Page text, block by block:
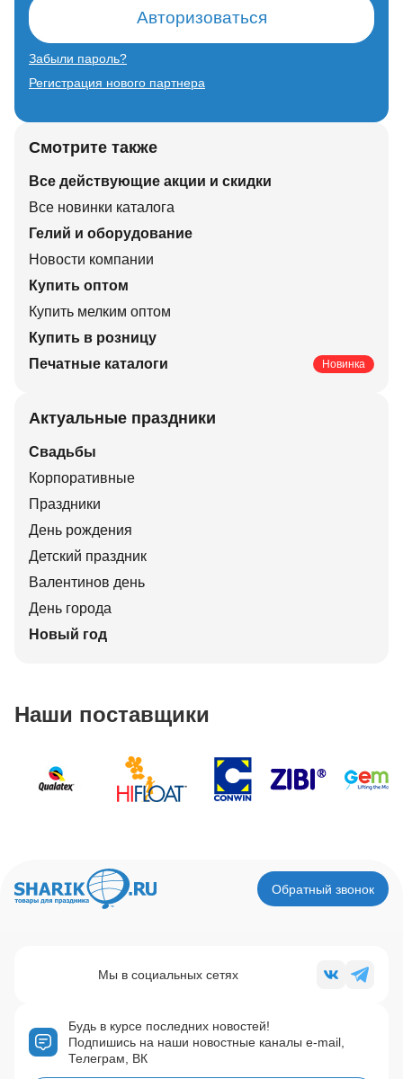
Авторизоваться
Забыли пароль?
Регистрация нового партнера
Смотрите также
Все действующие акции и скидки
Все новинки каталога
Гелий и оборудование
Новости компании
Купить оптом
Купить мелким оптом
Купить в розницу
Печатные каталоги
Новинка
Актуальные праздники
Свадьбы
Корпоративные
Праздники
День рождения
Детский праздник
Валентинов день
День города
Новый год
Наши поставщики
Обратный звонок
Будь в курсе последних новостей!
Подпишись на наши новостные каналы e-mail,
Телеграм, ВК
Мы в социальных сетях